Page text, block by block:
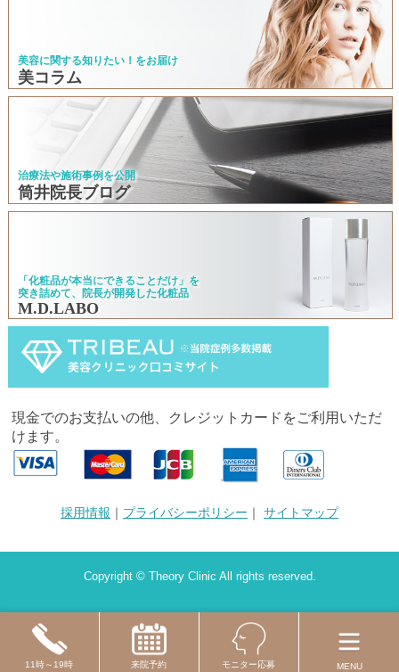
11時～19時 来院予約 モニター応募 MENU
美容に関する知りたい！をお届け
美コラム
治療法や施術事例を公開
筒井院長ブログ
「化粧品が本当にできることだけ」を
突き詰めて、院長が開発した化粧品
M.D.LABO
現金でのお支払いの他、クレジットカードをご利用いただ
けます。
採用情報 ｜ プライバシーポリシー ｜ サイトマップ
Copyright © Theory Clinic All rights reserved.